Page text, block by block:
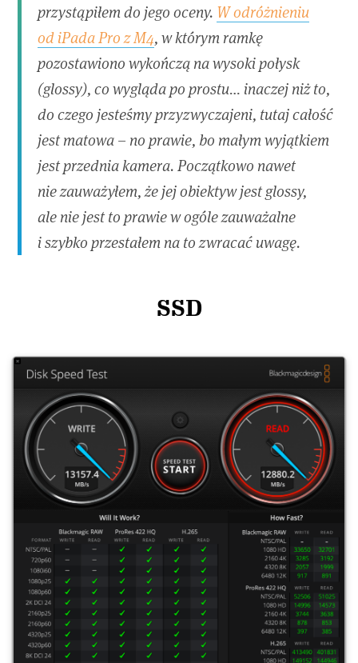
przystąpiłem do jego oceny. W odróżnieniu
od iPada Pro z M4, w którym ramkę
pozostawiono wykończą na wysoki połysk
(glossy), co wygląda po prostu… inaczej niż to,
do czego jesteśmy przyzwyczajeni, tutaj całość
jest matowa – no prawie, bo małym wyjątkiem
jest przednia kamera. Początkowo nawet
nie zauważyłem, że jej obiektyw jest glossy,
ale nie jest to prawie w ogóle zauważalne
i szybko przestałem na to zwracać uwagę.
SSD